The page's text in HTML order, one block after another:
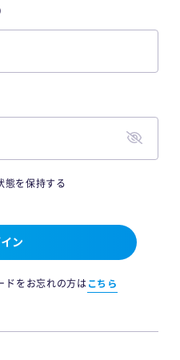
態を保持する
ン
ドをお忘れの方は こちら